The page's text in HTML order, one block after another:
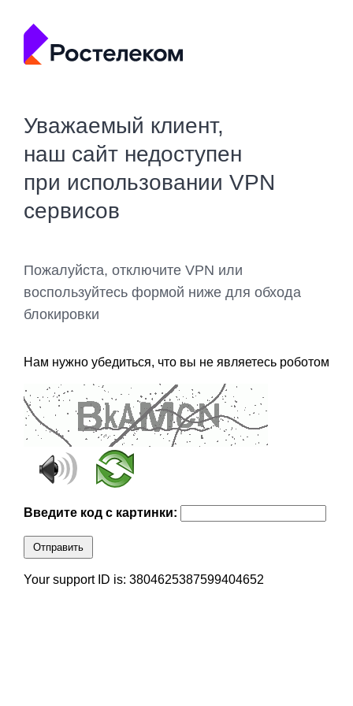
Уважаемый клиент,
наш сайт недоступен
при использовании VPN
сервисов
Пожалуйста, отключите VPN или
воспользуйтесь формой ниже для обхода
блокировки
Нам нужно убедиться, что вы не являетесь роботом
Введите код с картинки:
Отправить
Your support ID is: 3804625387599404652